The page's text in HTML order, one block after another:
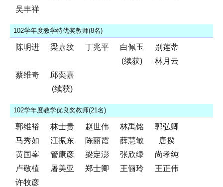
吴丰祥
102学年度教学特优奖教师(8名)
陈明进 梁嘉纹 丁兆平
白佩玉
(续获)
别莲蒂
林月云
蔡维奇
邱奕嘉
(续获)
102学年度教学优良奖教师(21名)
郭维裕 林士贵 赵世伟 林禹铭
郭弘卿
马秀如
江振东 陈丽霞 薛慧敏
唐揆
黄国峯
管康彦 梁定澎 张欣绿
尚孝纯
卢敬植
屠美亚 郑士卿 王俪玲
王正伟
许牧彦